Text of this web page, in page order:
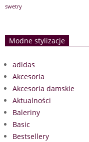
swetry
Modne stylizacje
adidas
Akcesoria
Akcesoria damskie
Aktualności
Baleriny
Basic
Bestsellery